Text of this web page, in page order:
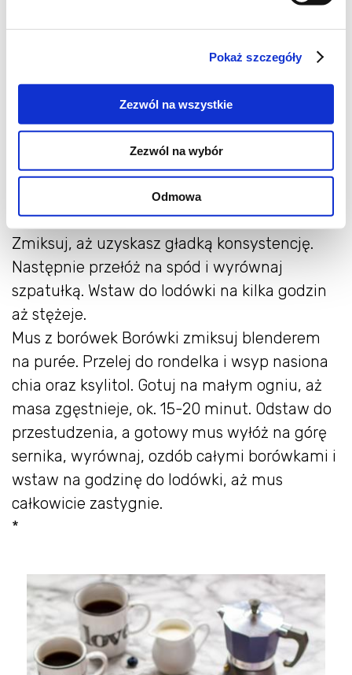
Pokaż szczegóły
Zezwól na wszystkie
Zezwól na wybór
Odmowa
Masa jaglana Kaszę jaglaną przepłucz,
przesyp do rondla i zalej mlekiem. Dodaj
uprzednio wybranymi ziarenkami. Gotuj pod
przykryciem 20-25 minut, aż będzie miękka.
Odstaw pod przykryciem na kwadrans, a
następnie przesyp do malaksera (pamiętaj,
była nadal bardzo ciepła).
Wlej olej kokosowy, sok z cytryny i ksylitol.
Zmiksuj, aż uzyskasz gładką konsystencję.
Następnie przełóż na spód i wyrównaj
szpatułką. Wstaw do lodówki na kilka godzin
aż stężeje.
Mus z borówek Borówki zmiksuj blenderem
na purée. Przelej do rondelka i wsyp nasiona
chia oraz ksylitol. Gotuj na małym ogniu, aż
masa zgęstnieje, ok. 15-20 minut. Odstaw do
przestudzenia, a gotowy mus wyłóż na górę
sernika, wyrównaj, ozdób całymi borówkami i
wstaw na godzinę do lodówki, aż mus
całkowicie zastygnie.
*